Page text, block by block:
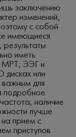
заключению
изменений,
с собой
имеющиеся
результаты
иметь
МРТ, ЭЭГ и
дисках или
для
подробное
наличие
лучше
на прием с
приступов